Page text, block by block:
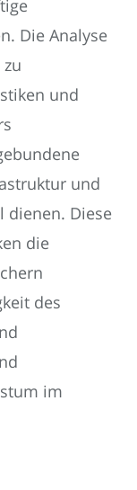
Die Analyse
und
und
dienen. Diese
die
des
im